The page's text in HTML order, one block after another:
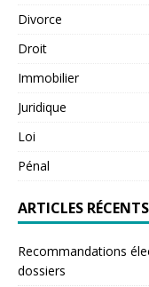
Divorce
Droit
Immobilier
Juridique
Loi
Pénal
ARTICLES RÉCENTS
Recommandations
dossiers